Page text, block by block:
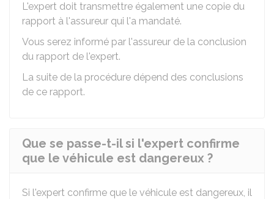
L'expert doit transmettre également une copie du
rapport à l'assureur qui l'a mandaté.
Vous serez informé par l'assureur de la conclusion
du rapport de l'expert.
La suite de la procédure dépend des conclusions
de ce rapport.
Que se passe-t-il si l'expert confirme
que le véhicule est dangereux ?
Si l'expert confirme que le véhicule est dangereux, il